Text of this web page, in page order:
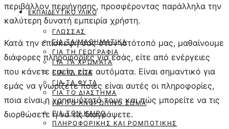
ΕΚΠΑΙΔΕΥΤΙΚΌ ΥΛΙΚΌ
ΓΛΏΣΣΑΣ
ΓΙΑ ΤΑ ΜΑΘΗΜΑΤΙΚΆ
ΓΙΑ ΤΗ ΓΕΩΓΡΑΦΊΑ
ΓΙΑ ΤΑ ΧΡΏΜΑΤΑ
ΓΙΑ ΤΑ ΖΏΑ
ΓΙΑ ΤΑ ΦΥΤΆ
ΓΙΑ ΤΟ ΔΙΆΣΤΗΜΑ
ΓΙΑ ΤΟ ΑΝΘΡΏΠΙΝΟ ΣΏΜΑ
ΓΙΑ ΤΟΝ ΚΑΙΡΌ
ΠΛΗΡΟΦΟΡΙΚΉΣ ΚΑΙ ΡΟΜΠΟΤΙΚΉΣ
περιβάλλον περιήγησης, προσφέροντας παράλληλα την
καλύτερη δυνατή εμπειρία χρήστη.
Κατά την επίσκεψή σας στον ιστότοπό μας, μαθαίνουμε
διάφορες πληροφορίες για εσάς, είτε από ενέργειες
που κάνετε εσείς, είτε αυτόματα. Είναι σημαντικό για
εμάς να γνωρίζετε ποιες είναι αυτές οι πληροφορίες,
ποια είναι η χρησιμότητά τους και πώς μπορείτε να τις
διορθώσετε ή να τις διαγράψετε.